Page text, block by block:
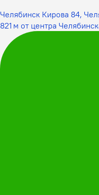
Челябинск Кирова 84,
821 м от центра